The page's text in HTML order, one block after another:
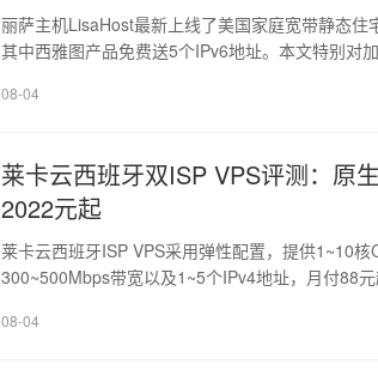
丽萨主机LisaHost最新上线了美国家庭宽带静态住
其中西雅图产品免费送5个IPv6地址。本文特别对
能、上传下载速度、IP质量、流媒体解锁等多个
08-04
莱卡云西班牙双ISP VPS评测：原
2022元起
莱卡云西班牙ISP VPS采用弹性配置，提供1~10核
300~500Mbps带宽以及1~5个IPv4地址，月付88
这款西班牙马德里VPS的实际表现。" />img.wp-
08-04